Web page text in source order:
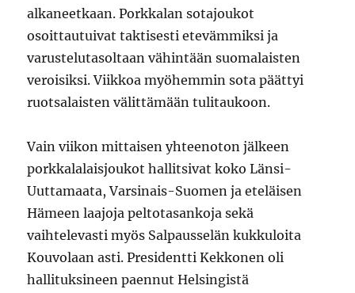
alkaneetkaan. Porkkalan sotajoukot
osoittautuivat taktisesti etevämmiksi ja
varustelutasoltaan vähintään suomalaisten
veroisiksi. Viikkoa myöhemmin sota päättyi
ruotsalaisten välittämään tulitaukoon.
Vain viikon mittaisen yhteenoton jälkeen
porkkalalaisjoukot hallitsivat koko Länsi-
Uuttamaata, Varsinais-Suomen ja eteläisen
Hämeen laajoja peltotasankoja sekä
vaihtelevasti myös Salpausselän kukkuloita
Kouvolaan asti. Presidentti Kekkonen oli
hallituksineen paennut Helsingistä